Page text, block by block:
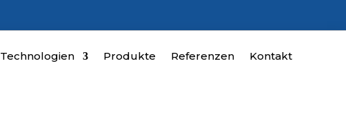
Technologien Produkte Referenzen Kontakt